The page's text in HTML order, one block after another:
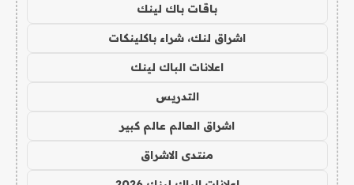
باقات باك لينك
اشراق لنك، شراء باكلينكات
اعلانات الباك لينك
التدريس
اشراق العالم عالم كبير
منتدى الاشراق